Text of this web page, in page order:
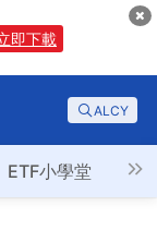
即下載
ALCY
ETF小學堂